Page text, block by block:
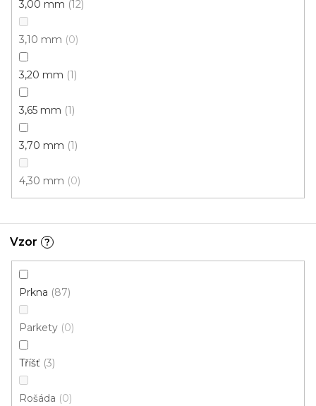
3,00 mm 12
3,10 mm 0
3,20 mm 1
3,65 mm 1
3,70 mm 1
4,30 mm 0
Vzor ?
Prkna 87
Parkety 0
Tříšť 3
Rošáda 0
PVC podlaha POLARIS Natural Oak 160S
4 m 3 m